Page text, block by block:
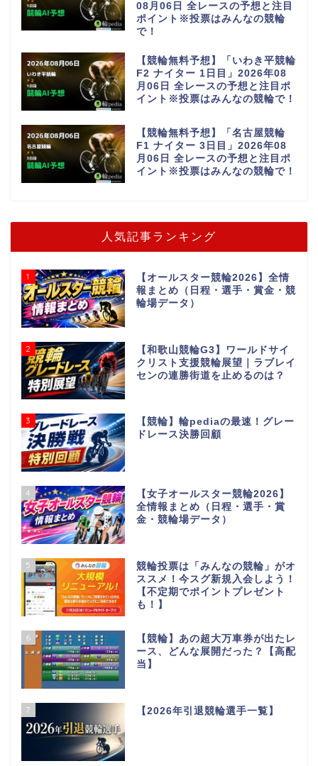
08月06日 全レースの予想と注目
ポイント※投票はみんなの競輪
で！
【競輪無料予想】「いわき平競輪
F2 ナイター 1日目」2026年08
月06日 全レースの予想と注目ポ
イント※投票はみんなの競輪で！
【競輪無料予想】「名古屋競輪
F1 ナイター 3日目」2026年08
月06日 全レースの予想と注目ポ
イント※投票はみんなの競輪で！
人気記事ランキング
1
【オールスター競輪2026】全情
報まとめ（日程・選手・賞金・競
輪場データ）
2
【和歌山競輪G3】ワールドサイ
クリスト支援競輪展望｜ラブレイ
センの連勝街道を止めるのは？
3
【競輪】輪pediaの最速！グレー
ドレース決勝回顧
4
【女子オールスター競輪2026】
全情報まとめ（日程・選手・賞
金・競輪場データ）
5
競輪投票は「みんなの競輪」がオ
ススメ！今スグ新規入会しよう！
【不定期でポイントプレゼント
も！】
6
【競輪】あの超大万車券が出たレ
ース、どんな展開だった？【高配
当】
7 【2026年引退競輪選手一覧】